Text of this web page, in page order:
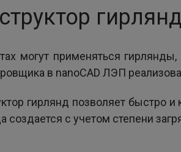
могут применяться
в nanoCAD ЛЭП
гирлянд позволяет быстро
создается с учетом степени